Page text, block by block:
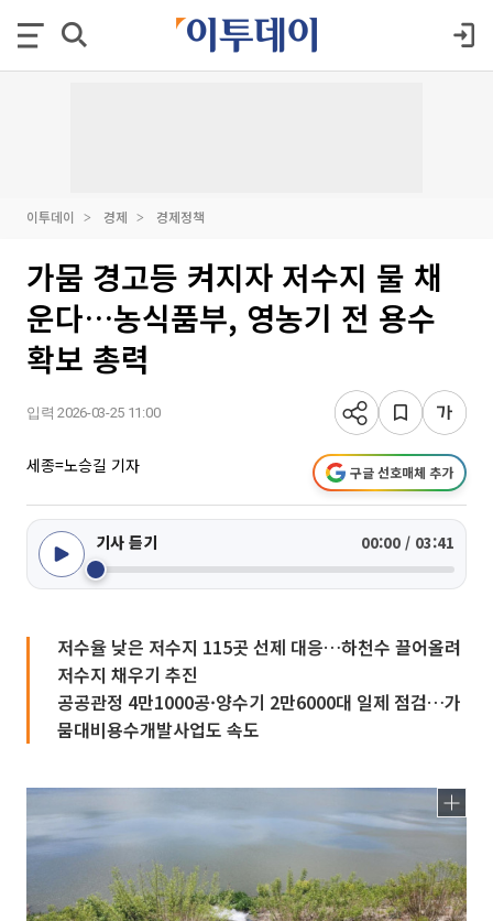
이투데이 경제 경제정책
가뭄 경고등 켜지자 저수지 물 채
운다…농식품부, 영농기 전 용수
확보 총력
입력 2026-03-25 11:00
세종=노승길 기자 구글 선호매체 추가
기사 듣기 00:00 / 03:41
저수율 낮은 저수지 115곳 선제 대응…하천수 끌어올려
저수지 채우기 추진
공공관정 4만1000공·양수기 2만6000대 일제 점검…가
뭄대비용수개발사업도 속도